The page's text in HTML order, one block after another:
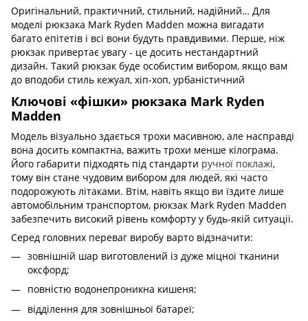
Оригінальний, практичний, стильний, надійний… Для
моделі рюкзака Mark Ryden Madden можна вигадати
багато епітетів і всі вони будуть правдивими. Перше, ніж
рюкзак привертає увагу - це досить нестандартний
дизайн. Такий рюкзак буде особистим вибором, якщо вам
до вподоби стиль кежуал, хіп-хоп, урбаністичний
Ключові «фішки» рюкзака Mark Ryden
Madden
Модель візуально здається трохи масивною, але насправді
вона досить компактна, важить трохи менше кілограма.
Його габарити підходять під стандарти ручної поклажі,
тому він стане чудовим вибором для людей, які часто
подорожують літаками. Втім, навіть якщо ви їздите лише
автомобільним транспортом, рюкзак Mark Ryden Madden
забезпечить високий рівень комфорту у будь-якій ситуації.
Серед головних переваг виробу варто відзначити:
зовнішній шар виготовлений із дуже міцної тканини
оксфорд;
повністю водонепроникна кишеня;
відділення для зовнішньої батареї;